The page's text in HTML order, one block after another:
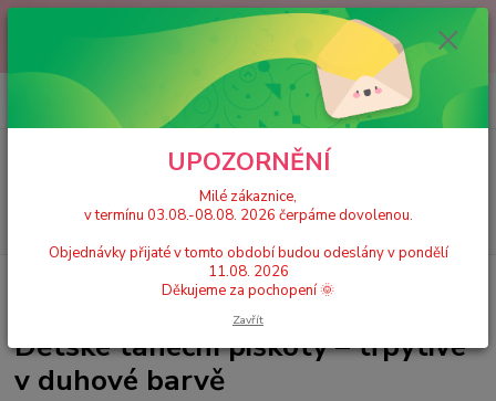
Milé zákaznice, v termínu 03.08.-08.08. 2026 čerpáme dovolenou.
Objednávky přijaté v tomto období budou odeslány v pondělí 11.08.
2026 Děkujeme za pochopení 🌞
CZK
Hledat
+420 777 224 390
(Po-Pá, 9-17 hod.)
0 Kč
Dětské taneční cvičky a piškoty
Dětské taneční piškoty – třpytivé v
Dětské taneční piškoty – třpytivé
v duhové barvě
UPOZORNĚNÍ
Milé zákaznice,
v termínu 03.08.-08.08. 2026 čerpáme dovolenou.
Objednávky přijaté v tomto období budou odeslány v pondělí
11.08. 2026
Děkujeme za pochopení 🌞
Zavřít